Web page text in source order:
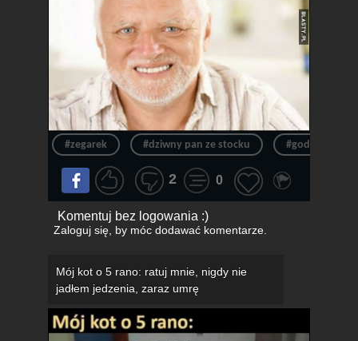
#zegarek #dziwny pan ze stocku #godzina
2 0
Komentuj bez logowania :)
Zaloguj się, by móc dodawać komentarze.
Mój kot o 5 rano: ratuj mnie, nigdy nie
jadłem jedzenia, zaraz umrę